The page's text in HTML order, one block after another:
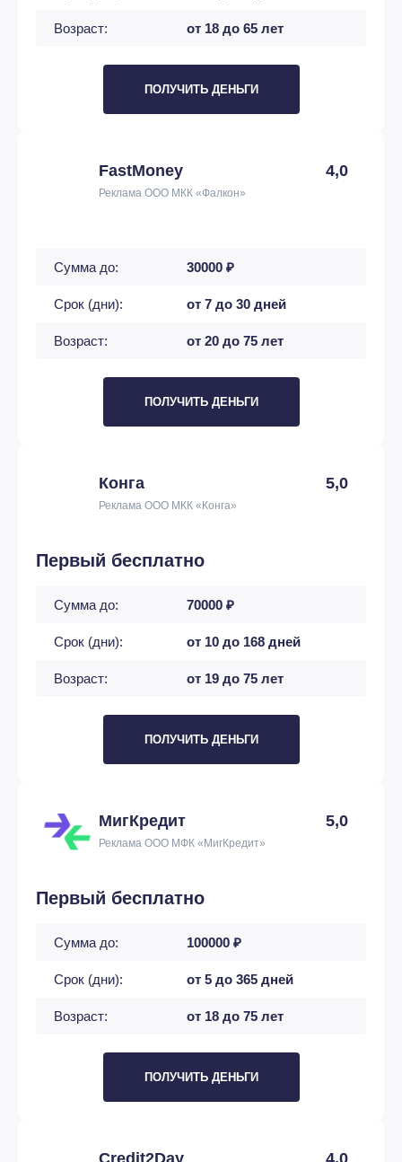
Возраст: от 18 до 65 лет
ПОЛУЧИТЬ ДЕНЬГИ
FastMoney 4,0
Реклама ООО МКК «Фалкон»
Сумма до: 30000 ₽
Срок (дни): от 7 до 30 дней
Возраст: от 20 до 75 лет
ПОЛУЧИТЬ ДЕНЬГИ
Конга 5,0
Реклама ООО МКК «Конга»
Первый бесплатно
Сумма до: 70000 ₽
Срок (дни): от 10 до 168 дней
Возраст: от 19 до 75 лет
ПОЛУЧИТЬ ДЕНЬГИ
МигКредит 5,0
Реклама ООО МФК «МигКредит»
Первый бесплатно
Сумма до: 100000 ₽
Срок (дни): от 5 до 365 дней
Возраст: от 18 до 75 лет
ПОЛУЧИТЬ ДЕНЬГИ
Credit2Day 4,0